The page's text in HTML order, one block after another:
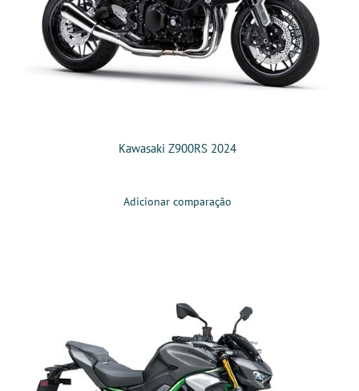
Kawasaki Z900RS 2024
Adicionar comparação